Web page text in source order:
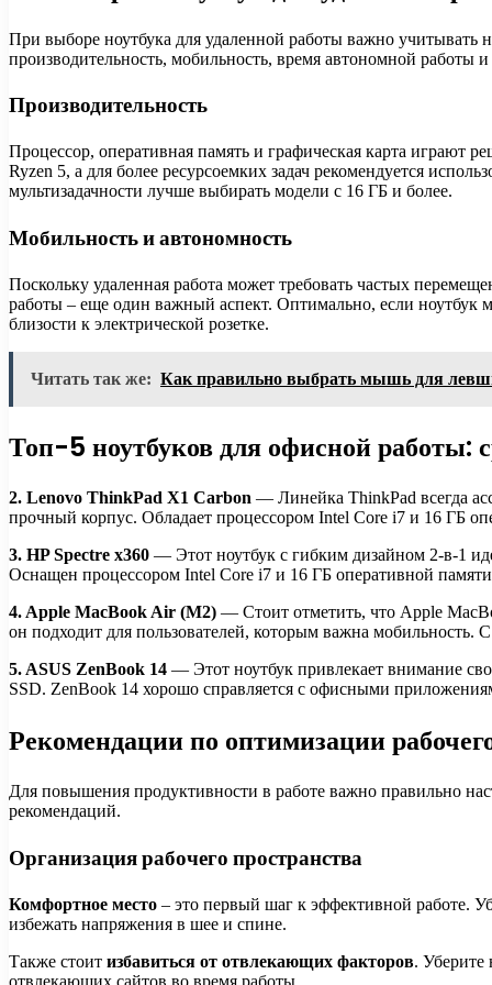
При выборе ноутбука для удаленной работы важно учитывать
производительность, мобильность, время автономной работы и
Производительность
Процессор, оперативная память и графическая карта
Ryzen 5, а для более ресурсоемких задач рекомендуется
мультизадачности лучше выбирать модели с 16 ГБ и более.
Мобильность и автономность
Поскольку удаленная работа может требовать частых
работы – еще один важный аспект. Оптимально, если ноутбук
близости к электрической розетке.
Читать так же: Как правильно выбрать мышь для
Топ-5 ноутбуков для офисной работы:
2. Lenovo ThinkPad X1 Carbon — Линейка ThinkPad всегда
прочный корпус. Обладает процессором Intel Core i7 и 16 ГБ
3. HP Spectre x360 — Этот ноутбук с гибким дизайном 2-в-1
Оснащен процессором Intel Core i7 и 16 ГБ оперативной
4. Apple MacBook Air (M2) — Стоит отметить, что Apple
он подходит для пользователей, которым важна мобильность.
5. ASUS ZenBook 14 — Этот ноутбук привлекает внимание
SSD. ZenBook 14 хорошо справляется с офисными
Рекомендации по оптимизации
Для повышения продуктивности в работе важно правильно
рекомендаций.
Организация рабочего пространства
Комфортное место – это первый шаг к эффективной работе.
избежать напряжения в шее и спине.
Также стоит избавиться от отвлекающих факторов. Уберите
отвлекающих сайтов во время работы.